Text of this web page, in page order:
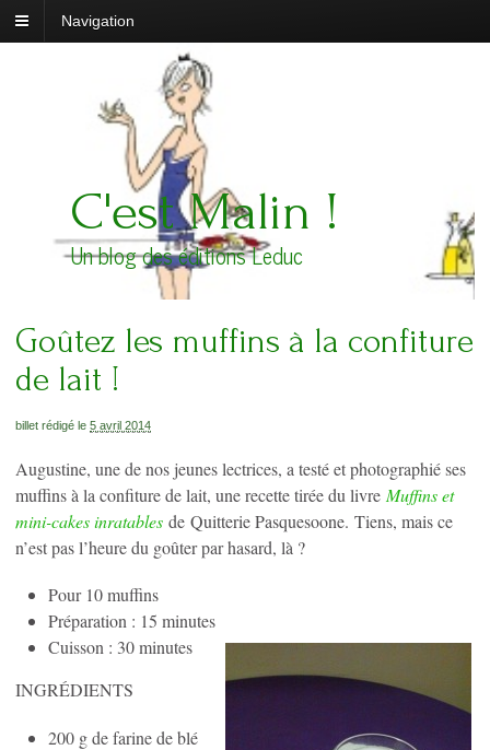
Navigation
C'est Malin !
Un blog des éditions Leduc
Goûtez les muffins à la confiture
de lait !
billet rédigé le 5 avril 2014
Augustine, une de nos jeunes lectrices, a testé et photographié ses
muffins à la confiture de lait, une recette tirée du livre Muffins et
mini-cakes inratables de Quitterie Pasquesoone. Tiens, mais ce
n’est pas l’heure du goûter par hasard, là ?
Pour 10 muffins
Préparation : 15 minutes
Cuisson : 30 minutes
INGRÉDIENTS
200 g de farine de blé